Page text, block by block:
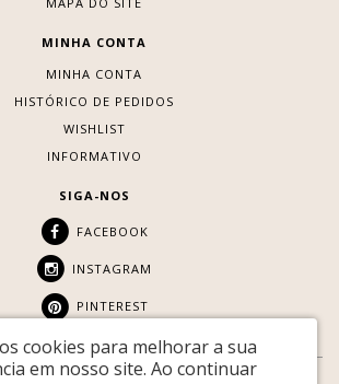
MINHA CONTA
MINHA CONTA
HISTÓRICO DE PEDIDOS
WISHLIST
INFORMATIVO
SIGA-NOS
FACEBOOK
INSTAGRAM
PINTEREST
cookies para melhorar a sua
em nosso site. Ao continuar